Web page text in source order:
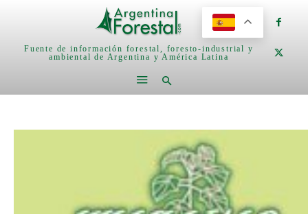
Fuente de información forestal, foresto-industrial y
ambiental de Argentina y América Latina